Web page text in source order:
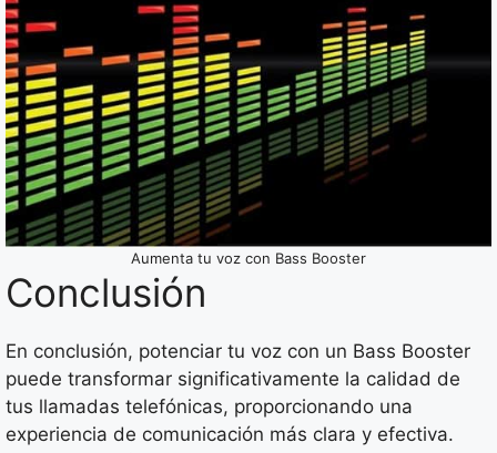
Aumenta tu voz con Bass Booster
Conclusión
En conclusión, potenciar tu voz con un Bass Booster
puede transformar significativamente la calidad de
tus llamadas telefónicas, proporcionando una
experiencia de comunicación más clara y efectiva.